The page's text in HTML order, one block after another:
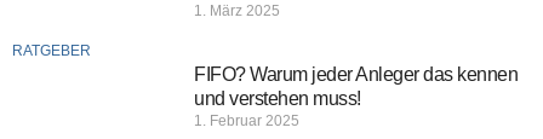
1. März 2025
RATGEBER
FIFO? Warum jeder Anleger das kennen
und verstehen muss!
1. Februar 2025